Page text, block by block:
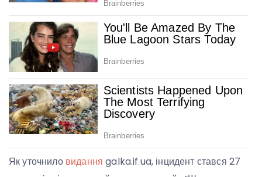
Як уточнило виданняgalka.if.ua, інцидент стався 27